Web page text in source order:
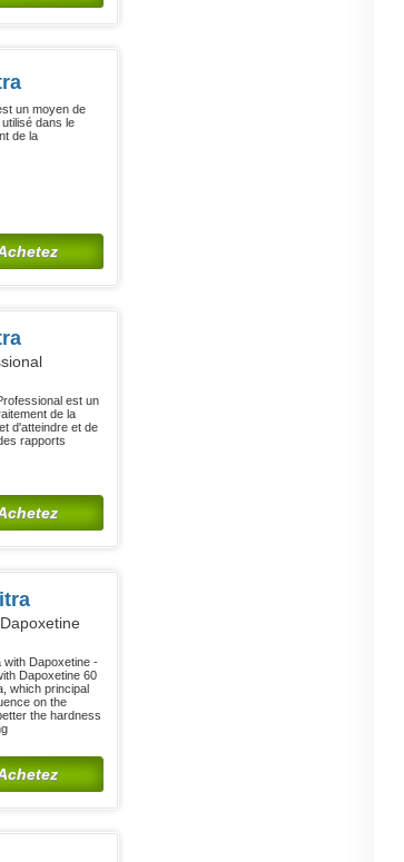
un moyen de
dans le
de la
est un
de la
d'atteindre et de
rapports
with Dapoxetine -
Dapoxetine 60
which principal
on the
the hardness